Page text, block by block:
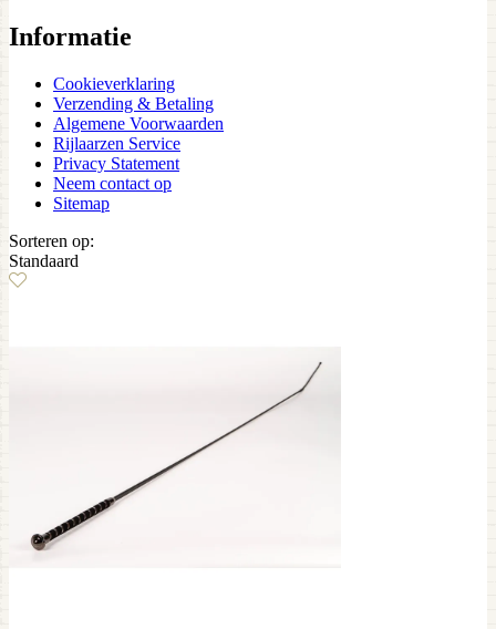
Informatie
Cookieverklaring
Verzending & Betaling
Algemene Voorwaarden
Rijlaarzen Service
Privacy Statement
Neem contact op
Sitemap
Sorteren op:
Standaard